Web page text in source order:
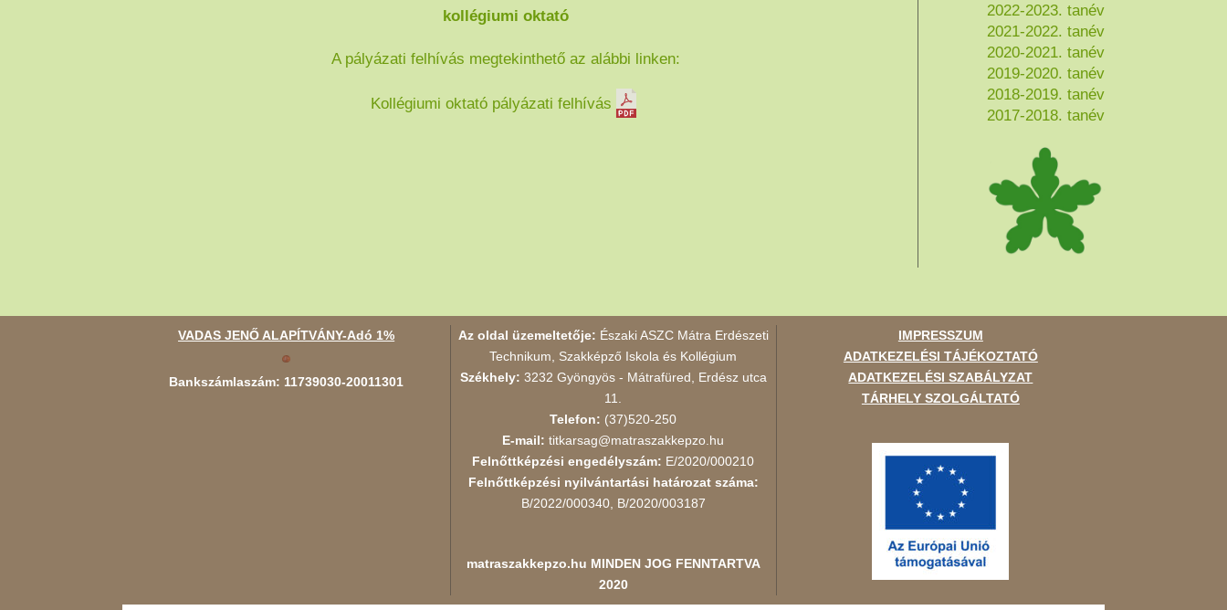
kollégiumi oktató
A pályázati felhívás megtekinthető az alábbi linken:
Kollégiumi oktató pályázati felhívás
2022-2023. tanév
2021-2022. tanév
2020-2021. tanév
2019-2020. tanév
2018-2019. tanév
2017-2018. tanév
VADAS JENŐ ALAPÍTVÁNY-Adó 1%
Bankszámlaszám: 11739030-20011301
Az oldal üzemeltetője: Északi ASZC Mátra Erdészeti
Technikum, Szakképző Iskola és Kollégium
Székhely: 3232 Gyöngyös - Mátrafüred, Erdész utca
11.
Telefon: (37)520-250
E-mail: titkarsag@matraszakkepzo.hu
Felnőttképzési engedélyszám: E/2020/000210
Felnőttképzési nyilvántartási határozat száma:
B/2022/000340, B/2020/003187
matraszakkepzo.hu MINDEN JOG FENNTARTVA
2020
IMPRESSZUM
ADATKEZELÉSI TÁJÉKOZTATÓ
ADATKEZELÉSI SZABÁLYZAT
TÁRHELY SZOLGÁLTATÓ